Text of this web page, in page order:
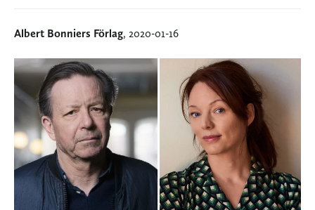
Albert Bonniers Förlag, 2020-01-16